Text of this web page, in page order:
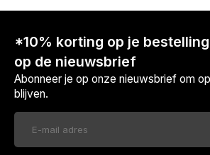
*10% korting op je
op de nieuwsbrief
Abonneer je op onze nieuwsbrief om
blijven.